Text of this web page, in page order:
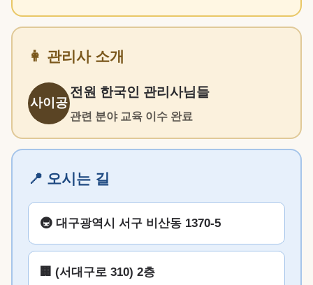
👩 관리사 소개
사이공
전원 한국인 관리사님들
관련 분야 교육 이수 완료
📍 오시는 길
🚇 대구광역시 서구 비산동 1370-5
🏢 (서대구로 310) 2층